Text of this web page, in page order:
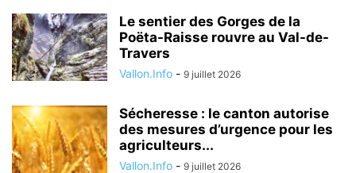
Le sentier des Gorges de la
Poëta-Raisse rouvre au Val-de-
Travers
Vallon.Info - 9 juillet 2026
Sécheresse : le canton autorise
des mesures d’urgence pour les
agriculteurs...
Vallon.Info - 9 juillet 2026